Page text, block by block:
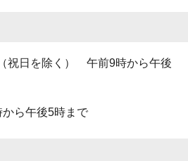
祝日を除く） 午前9時から午後
ら午後5時まで